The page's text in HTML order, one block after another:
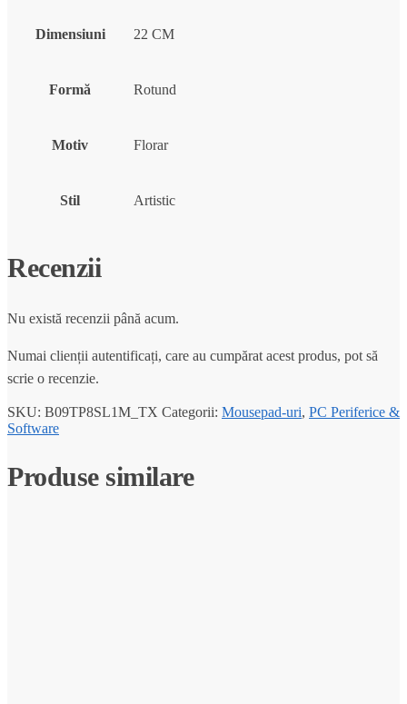
Dimensiuni 22 CM
Formă Rotund
Motiv Florar
Stil Artistic
Recenzii
Nu există recenzii până acum.
Numai clienții autentificați, care au cumpărat acest produs, pot să
scrie o recenzie.
SKU: B09TP8SL1M_TX Categorii: Mousepad-uri, PC Periferice &
Software
Produse similare